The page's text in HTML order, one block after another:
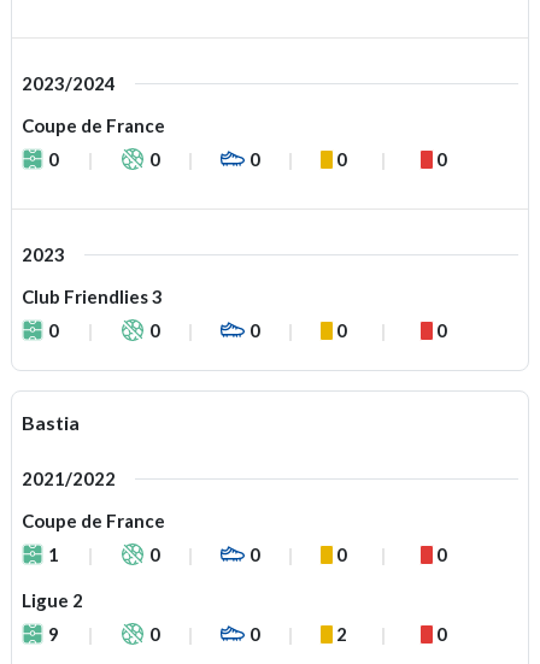
2023/2024
Coupe de France
0
0 0 0 0
2023
Club Friendlies 3
0
0 0 0 0
Bastia
2021/2022
Coupe de France
1
0 0 0 0
Ligue 2
9
0 0 2 0